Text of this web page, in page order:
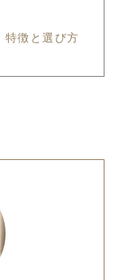
特徴と選び方